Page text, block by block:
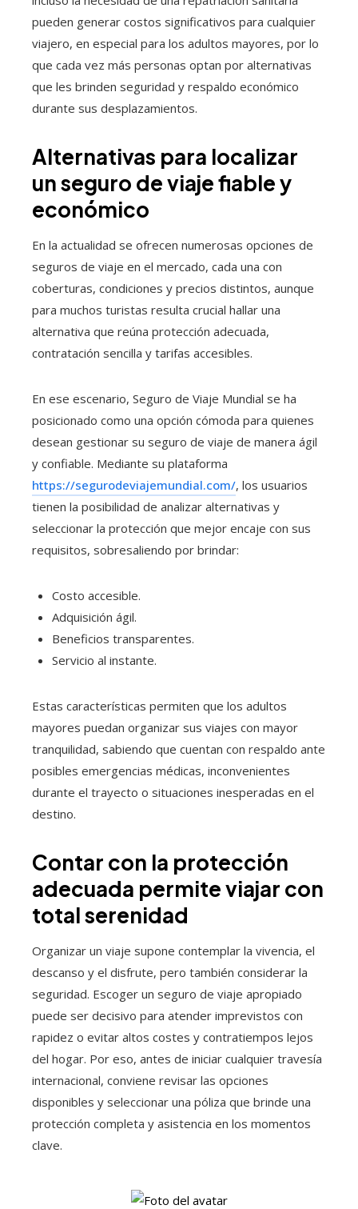
pueden generar costos significativos para cualquier
viajero, en especial para los adultos mayores, por lo
que cada vez más personas optan por alternativas
que les brinden seguridad y respaldo económico
durante sus desplazamientos.
Alternativas para localizar
un seguro de viaje fiable y
económico
En la actualidad se ofrecen numerosas opciones de
seguros de viaje en el mercado, cada una con
coberturas, condiciones y precios distintos, aunque
para muchos turistas resulta crucial hallar una
alternativa que reúna protección adecuada,
contratación sencilla y tarifas accesibles.
En ese escenario, Seguro de Viaje Mundial se ha
posicionado como una opción cómoda para quienes
desean gestionar su seguro de viaje de manera ágil
y confiable. Mediante su plataforma
https://segurodeviajemundial.com/, los usuarios
tienen la posibilidad de analizar alternativas y
seleccionar la protección que mejor encaje con sus
requisitos, sobresaliendo por brindar:
Costo accesible.
Adquisición ágil.
Beneficios transparentes.
Servicio al instante.
Estas características permiten que los adultos
mayores puedan organizar sus viajes con mayor
tranquilidad, sabiendo que cuentan con respaldo ante
posibles emergencias médicas, inconvenientes
durante el trayecto o situaciones inesperadas en el
destino.
Contar con la protección
adecuada permite viajar con
total serenidad
Organizar un viaje supone contemplar la vivencia, el
descanso y el disfrute, pero también considerar la
seguridad. Escoger un seguro de viaje apropiado
puede ser decisivo para atender imprevistos con
rapidez o evitar altos costes y contratiempos lejos
del hogar. Por eso, antes de iniciar cualquier travesía
internacional, conviene revisar las opciones
disponibles y seleccionar una póliza que brinde una
protección completa y asistencia en los momentos
clave.